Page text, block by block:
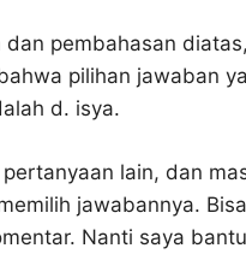
dan pembahasan
pilihan jawaban
d. isya.
lain, dan
jawabannya.
Nanti saya bantu